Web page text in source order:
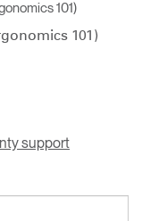
101)
support